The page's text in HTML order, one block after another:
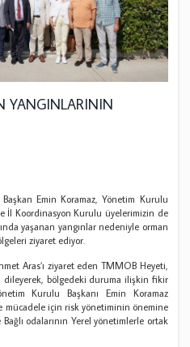
YANGINLARININ
Emin Koramaz, Yönetim Kurulu
İl Koordinasyon Kurulu üyelerimizin de
yaşanan yangınlar nedeniyle orman
ziyaret ediyor.
Aras’ı ziyaret eden TMMOB Heyeti,
dileyerek, bölgedeki duruma ilişkin fikir
Kurulu Başkanı Emin Koramaz
mücadele için risk yönetiminin önemine
odalarının Yerel yönetimlerle ortak